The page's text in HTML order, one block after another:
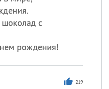
с
рождения!
219